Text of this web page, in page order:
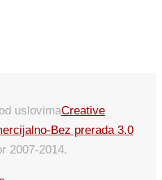
uslovimaCreative
Bez prerada 3.0
2007-2014.